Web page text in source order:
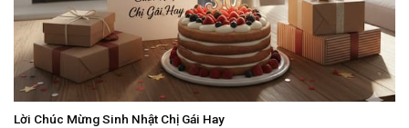
Lời Chúc Mừng Sinh Nhật Chị Gái Hay